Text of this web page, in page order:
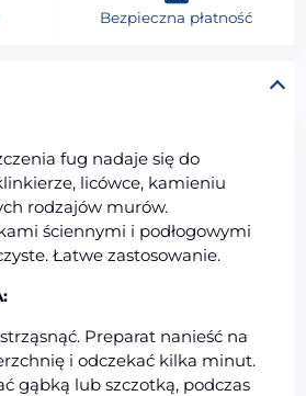
fug nadaje się do
licówce, kamieniu
rodzajów murów.
ściennymi i podłogowymi
Łatwe zastosowanie.
Preparat nanieść na
i odczekać kilka minut.
gąbką lub szczotką, podczas
Bezpieczna płatność